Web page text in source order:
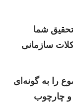
شما
سازمانی
را به گونه‌ای
و چارچوب